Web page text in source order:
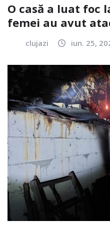
O casă a luat foc
femei au avut
clujazi iun. 25,